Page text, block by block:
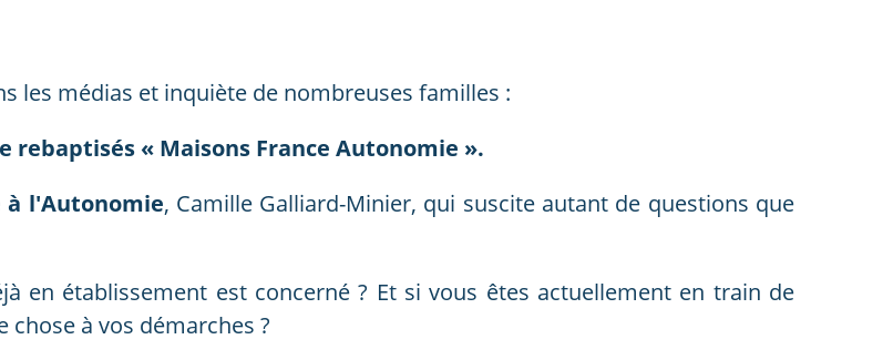
les médias et inquiète de nombreuses familles :
rebaptisés « Maisons France Autonomie ».
à l'Autonomie, Camille Galliard-Minier, qui suscite autant de questions que
en établissement est concerné ? Et si vous êtes actuellement en train de
chose à vos démarches ?